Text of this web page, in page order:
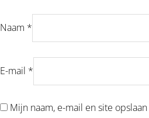
Naam *
E-mail *
Mijn naam, e-mail en site